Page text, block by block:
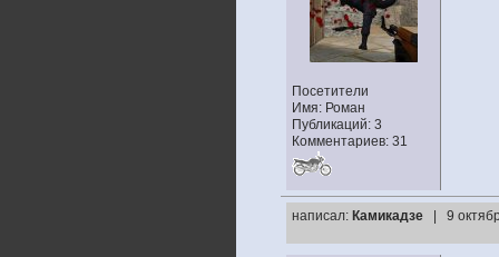
Посетители
Имя: Роман
Публикаций: 3
Комментариев: 31
написал: Камикадзе | 9